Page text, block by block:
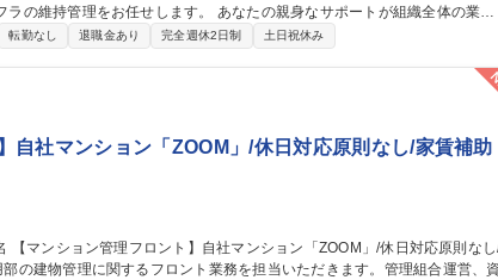
ラの維持管理をお任せします。 あなたの親身なサポートが組織全体の業務
やネットワーク機器の運用、100%自社開発システム改善、さらにAI
段階的にスキルを拡張できます。 募集職種 【社内SE】自社内
ニア★プライム上場Gr
転勤なし 退職金あり 完全週休2日制 土日祝休み
自社マンション「ZOOM」/休日対応原則なし/家賃補助